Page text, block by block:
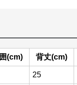
(cm) 背丈(cm)
25